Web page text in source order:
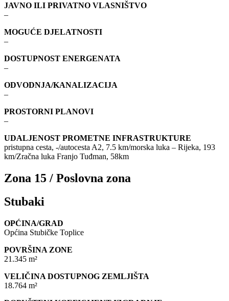
JAVNO ILI PRIVATNO VLASNIŠTVO
–
MOGUĆE DJELATNOSTI
–
DOSTUPNOST ENERGENATA
–
ODVODNJA/KANALIZACIJA
–
PROSTORNI PLANOVI
–
UDALJENOST PROMETNE INFRASTRUKTURE
pristupna cesta, -/autocesta A2, 7.5 km/morska luka – Rijeka, 193
km/Zračna luka Franjo Tuđman, 58km
Zona 15 / Poslovna zona
Stubaki
OPĆINA/GRAD
Općina Stubičke Toplice
POVRŠINA ZONE
21.345 m²
VELIČINA DOSTUPNOG ZEMLJIŠTA
18.764 m²